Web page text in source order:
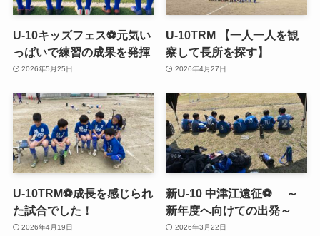
U-10キッズフェス⚽️元気い
っぱいで練習の成果を発揮
2026年5月25日
U-10TRM 【一人一人を観
察して長所を探す】
2026年4月27日
U-10TRM⚽️成長を感じられ
た試合でした！
2026年4月19日
新U-10 中津江遠征⚽ ～
新年度へ向けての出発～
2026年3月22日